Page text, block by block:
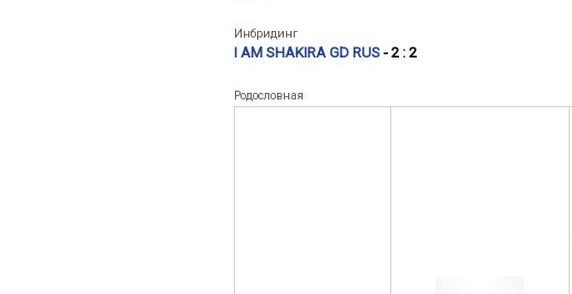
Инбридинг
I AM SHAKIRA GD RUS - 2 : 2
Родословная